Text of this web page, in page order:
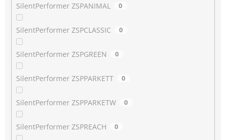
SilentPerformer ZSPANIMAL 0
SilentPerformer ZSPCLASSIC 0
SilentPerformer ZSPGREEN 0
SilentPerformer ZSPPARKETT 0
SilentPerformer ZSPPARKETW 0
SilentPerformer ZSPREACH 0